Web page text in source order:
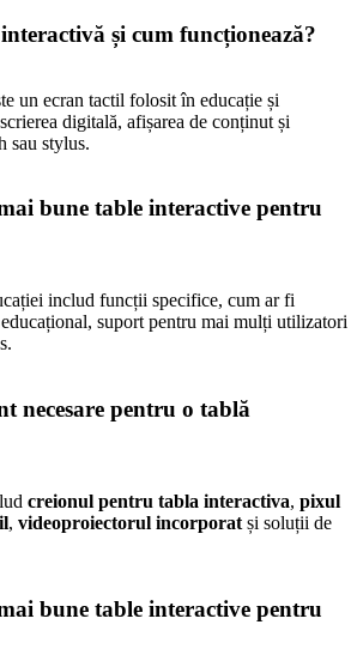
și cum funcționează?
un ecran tactil folosit în educație și
digitală, afișarea de conținut și
sau stylus.
bune table interactive pentru
includ funcții specifice, cum ar fi
suport pentru mai mulți utilizatori
necesare pentru o tablă
creionul pentru tabla interactiva, pixul
, videoproiectorul incorporat și soluții de
bune table interactive pentru